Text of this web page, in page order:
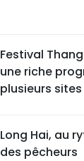
Festival
une riche
plusieurs
Long Hai, au
des pêcheurs